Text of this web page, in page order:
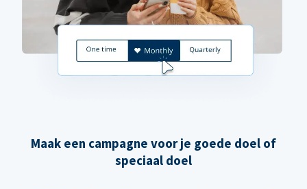
Maak een campagne voor je goede doel of
speciaal doel